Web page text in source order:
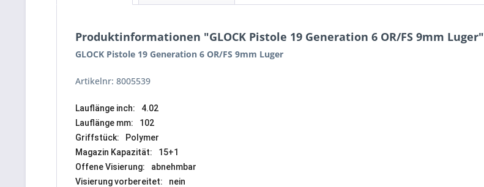
Produktinformationen "GLOCK Pistole 19 Generation 6 OR/FS 9mm Luger"
GLOCK Pistole 19 Generation 6 OR/FS 9mm Luger
Artikelnr: 8005539
Lauflänge inch:
4.02
Lauflänge mm:
102
Griffstück:
Polymer
Magazin Kapazität:
15+1
Offene Visierung:
abnehmbar
Visierung vorbereitet:
nein